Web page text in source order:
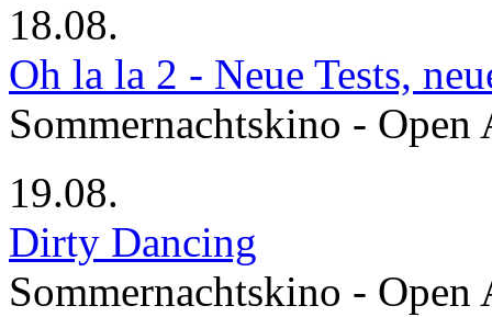
18.08.
Oh la la 2 - Neue Tests,
Sommernachtskino - Open
19.08.
Dirty Dancing
Sommernachtskino - Open